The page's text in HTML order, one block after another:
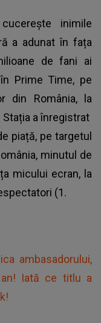
cucerește inimile
a adunat în fața
de fani ai
Prime Time, pe
din România, la
a înregistrat
piață, pe targetul
minutul de
micului ecran, la
(1.
ambasadorului,
Iată ce titlu a